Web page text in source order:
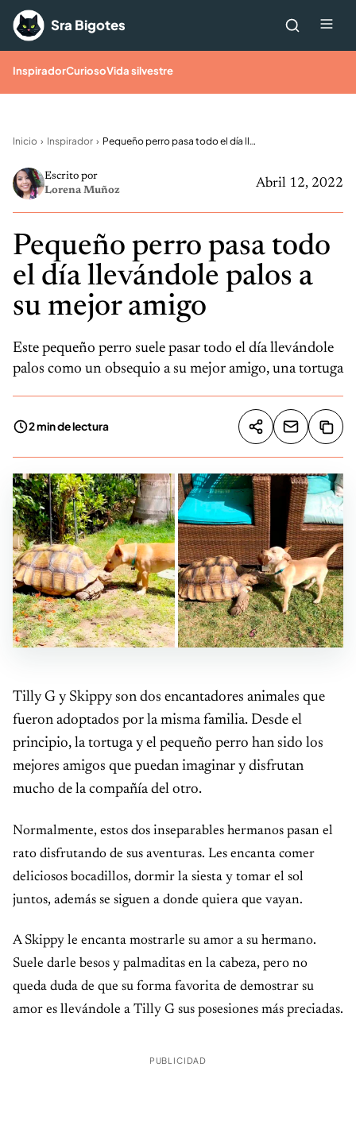
Saltar al contenido
Sra Bigotes
InspiradorCuriosoVida silvestre
Inicio Inspirador Pequeño perro pasa todo el día llevándole palos a su mejor amigo
Abril 12, 2022
Escrito por
Lorena Muñoz
Pequeño perro pasa todo
el día llevándole palos a
su mejor amigo
Este pequeño perro suele pasar todo el día llevándole
palos como un obsequio a su mejor amigo, una tortuga
2 min de lectura Compartir
Tilly G y Skippy son dos encantadores animales que
fueron adoptados por la misma familia. Desde el
principio, la tortuga y el pequeño perro han sido los
mejores amigos que puedan imaginar y disfrutan
mucho de la compañía del otro.
Normalmente, estos dos inseparables hermanos pasan el
rato disfrutando de sus aventuras. Les encanta comer
deliciosos bocadillos, dormir la siesta y tomar el sol
juntos, además se siguen a donde quiera que vayan.
A Skippy le encanta mostrarle su amor a su hermano.
Suele darle besos y palmaditas en la cabeza, pero no
queda duda de que su forma favorita de demostrar su
amor es llevándole a Tilly G sus posesiones más preciadas.
PUBLICIDAD